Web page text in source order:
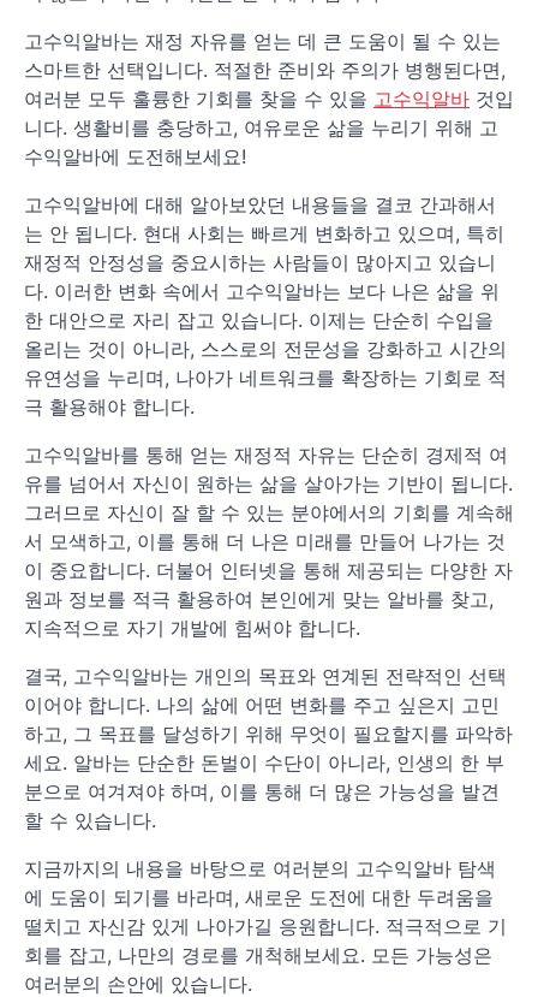
고수익알바는 재정 자유를 얻는 데 큰 도움이 될 수 있는
스마트한 선택입니다. 적절한 준비와 주의가 병행된다면,
여러분 모두 훌륭한 기회를 찾을 수 있을 고수익알바 것입
니다. 생활비를 충당하고, 여유로운 삶을 누리기 위해 고
수익알바에 도전해보세요!
고수익알바에 대해 알아보았던 내용들을 결코 간과해서
는 안 됩니다. 현대 사회는 빠르게 변화하고 있으며, 특히
재정적 안정성을 중요시하는 사람들이 많아지고 있습니
다. 이러한 변화 속에서 고수익알바는 보다 나은 삶을 위
한 대안으로 자리 잡고 있습니다. 이제는 단순히 수입을
올리는 것이 아니라, 스스로의 전문성을 강화하고 시간의
유연성을 누리며, 나아가 네트워크를 확장하는 기회로 적
극 활용해야 합니다.
고수익알바를 통해 얻는 재정적 자유는 단순히 경제적 여
유를 넘어서 자신이 원하는 삶을 살아가는 기반이 됩니다.
그러므로 자신이 잘 할 수 있는 분야에서의 기회를 계속해
서 모색하고, 이를 통해 더 나은 미래를 만들어 나가는 것
이 중요합니다. 더불어 인터넷을 통해 제공되는 다양한 자
원과 정보를 적극 활용하여 본인에게 맞는 알바를 찾고,
지속적으로 자기 개발에 힘써야 합니다.
결국, 고수익알바는 개인의 목표와 연계된 전략적인 선택
이어야 합니다. 나의 삶에 어떤 변화를 주고 싶은지 고민
하고, 그 목표를 달성하기 위해 무엇이 필요할지를 파악하
세요. 알바는 단순한 돈벌이 수단이 아니라, 인생의 한 부
분으로 여겨져야 하며, 이를 통해 더 많은 가능성을 발견
할 수 있습니다.
지금까지의 내용을 바탕으로 여러분의 고수익알바 탐색
에 도움이 되기를 바라며, 새로운 도전에 대한 두려움을
떨치고 자신감 있게 나아가길 응원합니다. 적극적으로 기
회를 잡고, 나만의 경로를 개척해보세요. 모든 가능성은
여러분의 손안에 있습니다.